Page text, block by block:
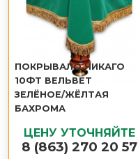
ПОКРЫВАЛО ЧИКАГО
10ФТ ВЕЛЬВЕТ
ЗЕЛЁНОЕ/ЖЁЛТАЯ
БАХРОМА
ЦЕНУ УТОЧНЯЙТЕ
8 (863) 270 20 57